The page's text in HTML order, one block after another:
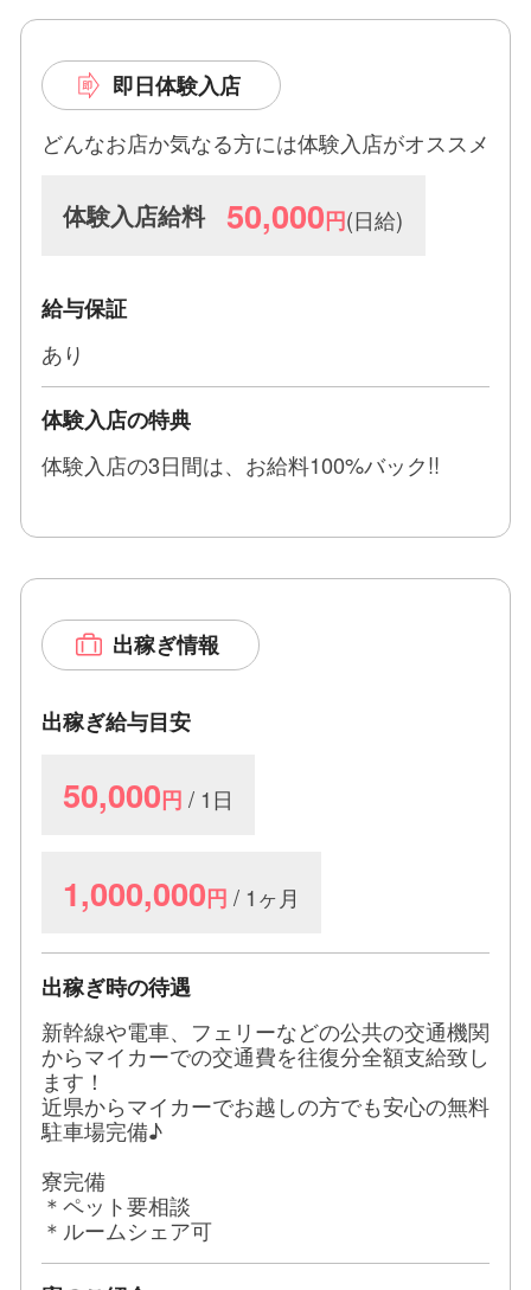
当店で業界卒業をしていった女の子も多くいます。
るまでを 全力で応援致します。
☆入店即日から稼げます！
一度業界を卒業した方、過去に当店を卒業された方
即日体験入店
どんなお店か気なる方には体験入店がオススメ
体験入店給料 50,000円(日給)
給与保証
あり
体験入店の特典
体験入店の3日間は、お給料100%バック!!
出稼ぎ情報
出稼ぎ給与目安
50,000円 / 1日
1,000,000円 / 1ヶ月
出稼ぎ時の待遇
新幹線や電車、フェリーなどの公共の交通機関
からマイカーでの交通費を往復分全額支給致し
ます！
近県からマイカーでお越しの方でも安心の無料
駐車場完備♪
寮完備
＊ペット要相談
＊ルームシェア可